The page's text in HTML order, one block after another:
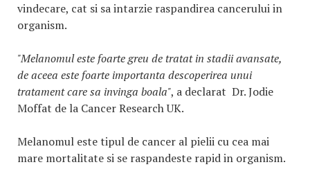
vindecare, cat si sa intarzie raspandirea cancerului in
organism.
"Melanomul este foarte greu de tratat in stadii avansate,
de aceea este foarte importanta descoperirea unui
tratament care sa invinga boala", a declarat Dr. Jodie
Moffat de la Cancer Research UK.
Melanomul este tipul de cancer al pielii cu cea mai
mare mortalitate si se raspandeste rapid in organism.